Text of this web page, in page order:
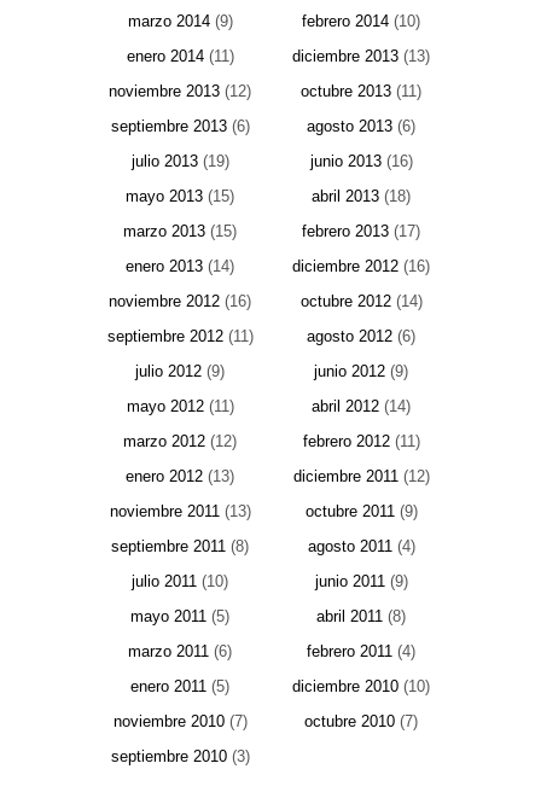
marzo 2014(9) febrero 2014 (10)
enero 2014(11) diciembre 2013 (13)
noviembre 2013 (12) octubre 2013 (11)
septiembre 2013(6) agosto 2013 (6)
julio 2013(19) junio 2013(16)
mayo 2013 (15) abril 2013 (18)
marzo 2013 (15) febrero 2013 (17)
enero 2013 (14) diciembre 2012 (16)
noviembre 2012 (16) octubre 2012(14)
septiembre 2012(11) agosto 2012 (6)
julio 2012 (9) junio 2012 (9)
mayo 2012(11) abril 2012 (14)
marzo 2012 (12) febrero 2012(11)
enero 2012 (13) diciembre 2011(12)
noviembre 2011(13) octubre 2011(9)
septiembre 2011 (8) agosto 2011(4)
julio 2011 (10) junio 2011(9)
mayo 2011 (5) abril 2011 (8)
marzo 2011 (6) febrero 2011 (4)
enero 2011 (5) diciembre 2010 (10)
noviembre 2010(7) octubre 2010 (7)
septiembre 2010(3)